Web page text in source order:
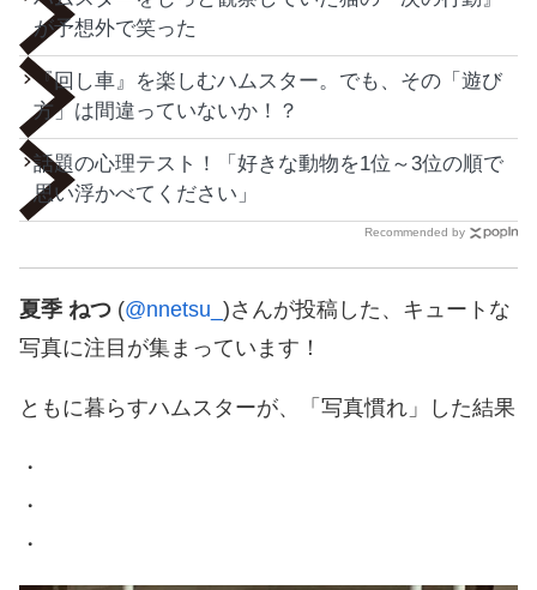
が予想外で笑った
『回し車』を楽しむハムスター。でも、その「遊び
方」は間違っていないか！？
話題の心理テスト！「好きな動物を1位～3位の順で
思い浮かべてください」
Recommended by
夏季 ねつ (@nnetsu_ )さんが投稿した、キュートな
写真に注目が集まっています！
ともに暮らすハムスターが、「写真慣れ」した結果
・
・
・